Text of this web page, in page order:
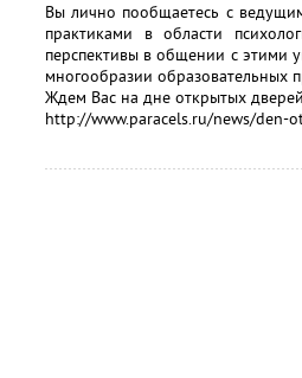
Вы лично пообщаетесь с
практиками в области
перспективы в общении с этими
многообразии образовательных
Ждем Вас на дне открытых
http://www.paracels.ru/news/den-